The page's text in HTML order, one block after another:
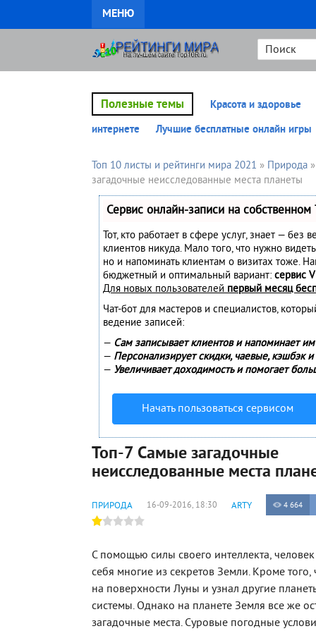
МЕНЮ
Полезные темы
Красота и здоровье
интернете
Лучшие бесплатные онлайн игры
Топ 10 листы и рейтинги мира 2021 » Природа
загадочные неисследованные места планеты
Сервис онлайн-записи на
Тот, кто работает в сфере услуг, знает — без
клиентов никуда. Мало того, что нужно
но и напоминать клиентам о визитах тоже.
бюджетный и оптимальный вариант: сервис
Для новых пользователейпервый месяц
Чат-бот для мастеров и специалистов,
ведение записей:
— Сам записывает клиентов и напоминает
— Персонализирует скидки, чаевые, кэшбэк
— Увеличивает доходимость и помогает
Начать пользоваться сервисом
Топ-7 Самые загадочные
неисследованные места
ПРИРОДА 16-09-2016, 18:30 ARTY 4 664
С помощью силы своего интеллекта,
себя многие из секретов Земли. Кроме
на поверхности Луны и узнал другие
системы. Однако на планете Земля все же
загадочные места. Суровые погодные